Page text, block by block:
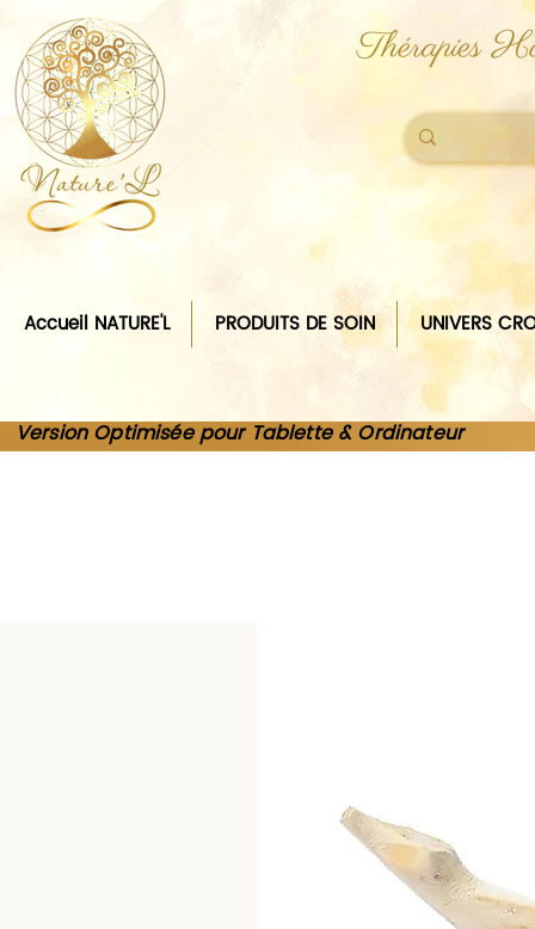
Thérapies
Accueil NATURE'L PRODUITS DE SOIN UNIVERS
Version Optimisée pour Tablette & Ordinateur